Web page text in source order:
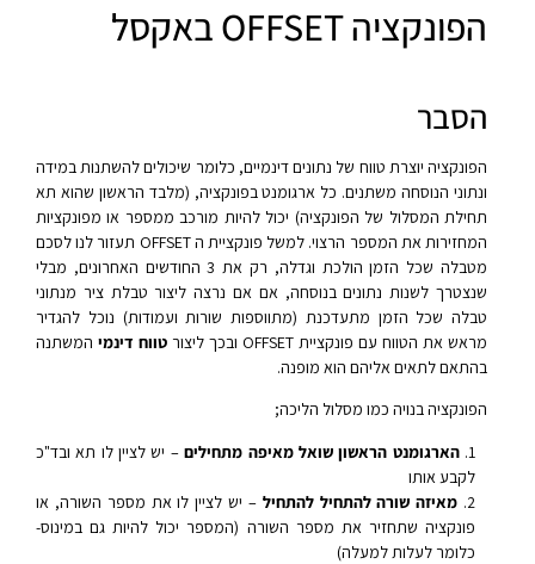
הפונקציה OFFSET באקסל
הסבר
הפונקציה יוצרת טווח של נתונים דינמיים, כלומר שיכולים להשתנות במידה
ונתוני הנוסחה משתנים. כל ארגומנט בפונקציה, (מלבד הראשון שהוא תא
תחילת המסלול של הפונקציה) יכול להיות מורכב ממספר או מפונקציות
המחזירות את המספר הרצוי. למשל פונקציית ה OFFSET תעזור לנו לסכם
מטבלה שכל הזמן הולכת וגדלה, רק את 3 החודשים האחרונים, מבלי
שנצטרך לשנות נתונים בנוסחה, אם אם נרצה ליצור טבלת ציר מנתוני
טבלה שכל הזמן מתעדכנת (מתווספות שורות ועמודות) נוכל להגדיר
מראש את הטווח עם פונקציית OFFSET ובכך ליצור
טווח דינמי המשתנה
בהתאם לתאים אליהם הוא מופנה.
הפונקציה בנויה כמו מסלול הליכה;
הארגומנט הראשון שואל מאיפה מתחילים– יש לציין לו תא ובד"כ
לקבע אותו
מאיזה שורה להתחיל להתחיל – יש לציין לו את מספר השורה, או
פונקציה שתחזיר את מספר השורה (המספר יכול להיות גם במינוס-
כלומר לעלות למעלה)